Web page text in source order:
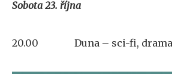
Sobota 23. října
20.00 Duna – sci-fi, drama